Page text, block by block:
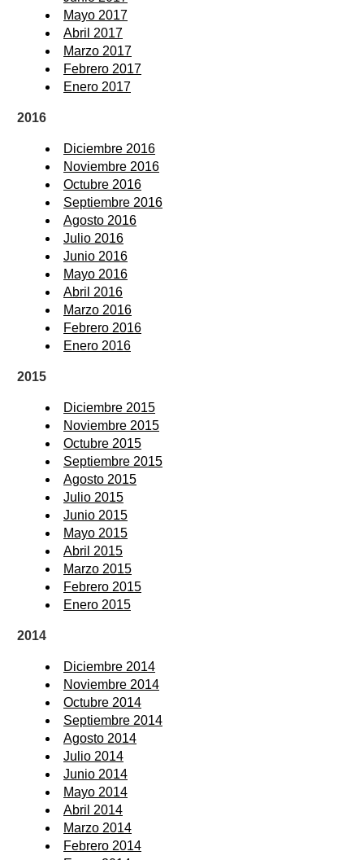
Mayo 2017
Abril 2017
Marzo 2017
Febrero 2017
Enero 2017
2016
Diciembre 2016
Noviembre 2016
Octubre 2016
Septiembre 2016
Agosto 2016
Julio 2016
Junio 2016
Mayo 2016
Abril 2016
Marzo 2016
Febrero 2016
Enero 2016
2015
Diciembre 2015
Noviembre 2015
Octubre 2015
Septiembre 2015
Agosto 2015
Julio 2015
Junio 2015
Mayo 2015
Abril 2015
Marzo 2015
Febrero 2015
Enero 2015
2014
Diciembre 2014
Noviembre 2014
Octubre 2014
Septiembre 2014
Agosto 2014
Julio 2014
Junio 2014
Mayo 2014
Abril 2014
Marzo 2014
Febrero 2014